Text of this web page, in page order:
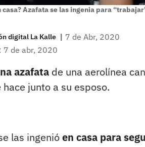
casa? Azafata se las ingenia para
digital La Kalle | 7 de Abr, 2020
7 de abr, 2020
azafata de una aerolínea
junto a su esposo.
las ingenióen casa para